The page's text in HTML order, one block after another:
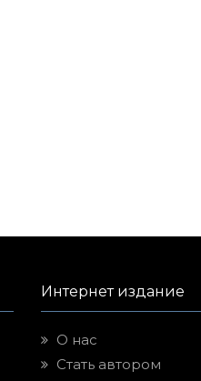
Интернет издание
О нас
Стать автором